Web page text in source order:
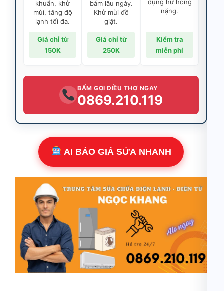
khuẩn, khử
mùi, tăng độ
lạnh tối đa.
Giá chỉ từ
150K
bám lâu ngày.
Khử mùi đồ
giặt.
Giá chỉ từ
250K
dụng hư hỏng
nặng.
Kiểm tra
miễn phí
BẤM GỌI ĐIỀU THỢ NGAY
0869.210.119
AI BÁO GIÁ SỬA NHANH